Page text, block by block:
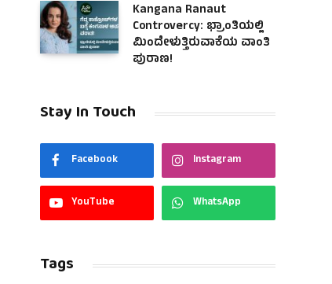
Kangana Ranaut
Controvercy: ಭ್ರಾಂತಿಯಲ್ಲಿ
ಮಿಂದೇಳುತ್ತಿರುವಾಕೆಯ ವಾಂತಿ
ಪುರಾಣ!
Stay In Touch
Facebook Instagram
YouTube WhatsApp
Tags